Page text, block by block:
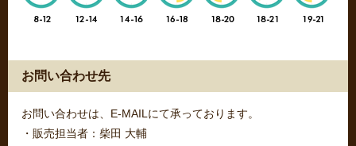
お問い合わせ先
お問い合わせは、E-MAILにて承っております。
・販売担当者：柴田 大輔